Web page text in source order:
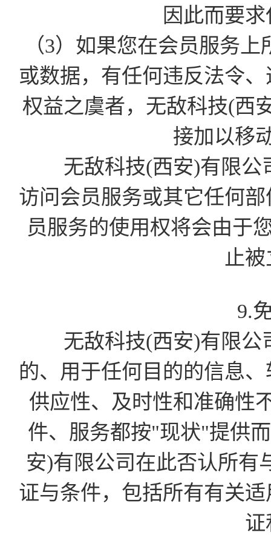
因此而要
（3）如果您在会员服务
或数据，有任何违反法令
权益之虞者，无敌科技(西
接加以移
无敌科技(西安)有限公
访问会员服务或其它任何
员服务的使用权将会由于
止
9.
无敌科技(西安)有限公
的、用于任何目的的信息
供应性、及时性和准确性
件、服务都按"现状"提供
安)有限公司在此否认所有
证与条件，包括所有有关
证